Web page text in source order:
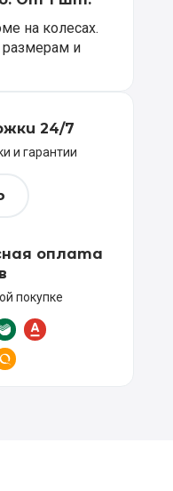
на колесах.
и
24/7
и гарантии
оплата
покупке